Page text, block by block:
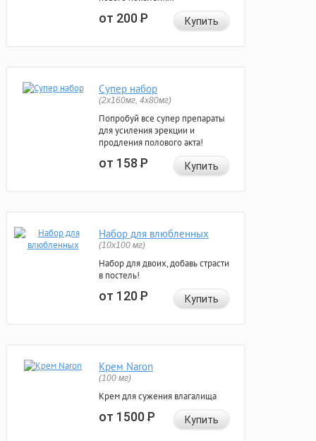
от 200Р Купить
Супер набор
(2х160мг, 4х80мг)
Попробуй все супер препараты
для усиления эрекции и
продления полового акта!
от 158Р Купить
Набор для влюбленных
(10х100 мг)
Набор для двоих, добавь страсти
в постель!
от 120Р Купить
Крем Naron
(100 мг)
Крем для сужения влагалища
от 1500Р Купить